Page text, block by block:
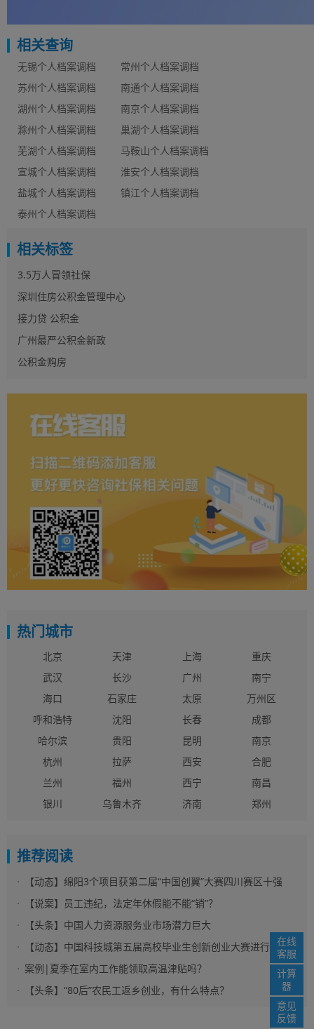
相关查询
无锡个人档案调档
常州个人档案调档
苏州个人档案调档
南通个人档案调档
湖州个人档案调档
南京个人档案调档
滁州个人档案调档
巢湖个人档案调档
芜湖个人档案调档
马鞍山个人档案调档
宣城个人档案调档
淮安个人档案调档
盐城个人档案调档
镇江个人档案调档
泰州个人档案调档
相关标签
3.5万人冒领社保
深圳住房公积金管理中心
接力贷 公积金
广州最严公积金新政
公积金购房
热门城市
北京 天津 上海
重庆
武汉
长沙 广州
南宁
海口
石家庄 太原
万州区
呼和浩特
沈阳 长春
成都
哈尔滨
贵阳 昆明
南京
杭州
拉萨 西安
合肥
兰州
福州 西宁
南昌
银川
乌鲁木齐 济南 郑州
推荐阅读
【动态】绵阳3个项目获第二届“中国创翼”大赛四川赛区十强
【说案】员工违纪，法定年休假能不能“销”？
【头条】中国人力资源服务业市场潜力巨大
【动态】中国科技城第五届高校毕业生创新创业大赛进行赛前
提升培训——20家入围决赛项目进入备战阶段
案例|夏季在室内工作能领取高温津贴吗？
【头条】“80后”农民工返乡创业，有什么特点？
在线
客服
计算
器
意见
反馈